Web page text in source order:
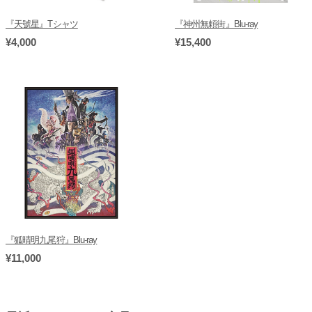
『天號星』Tシャツ
¥4,000
『神州無頼街』Blu-ray
¥15,400
『狐晴明九尾狩』Blu-ray
¥11,000